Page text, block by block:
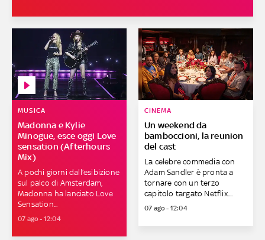
Madonna e Kylie
Minogue, esce oggi Love
sensation (Afterhours
Mix)
MUSICA
A pochi giorni dall’esibizione
sul palco di Amsterdam,
Madonna ha lanciato Love
Sensation...
07 ago - 12:04
Un weekend da
bamboccioni, la reunion
del cast
CINEMA
La celebre commedia con
Adam Sandler è pronta a
tornare con un terzo
capitolo targato Netflix....
07 ago - 12:04